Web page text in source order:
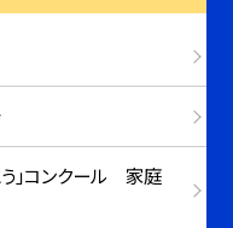
」コンクール 家庭